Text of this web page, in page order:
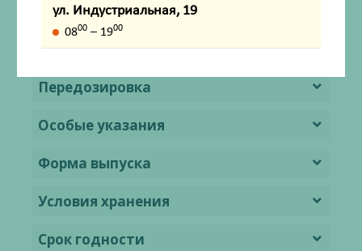
Лекарственное взаимодействие
Способ применения и дозы
Передозировка
Особые указания
Форма выпуска
Условия хранения
Срок годности
ул. Индустриальная, 19
0800 – 1900